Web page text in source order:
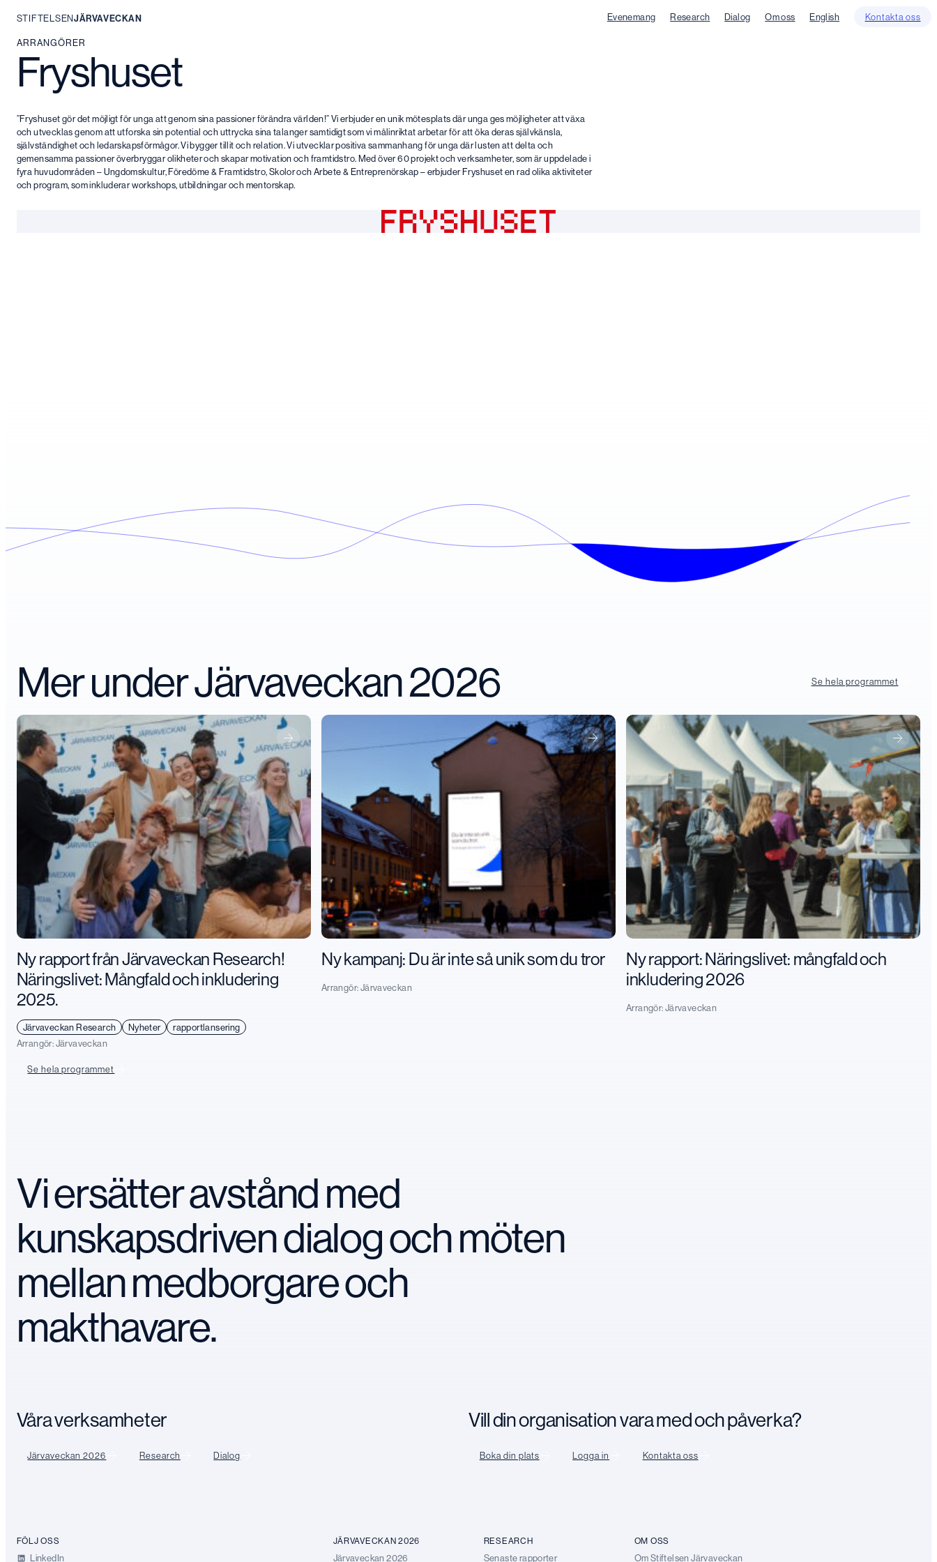
Hoppa
innehåll
STIFTELSENJÄRVAVECKAN Evenemang Research Dialog Om oss English Kontakta oss
ARRANGÖRER
Fryshuset
”Fryshuset gör det möjligt för unga att genom sina passioner förändra världen!” Vi erbjuder en unik mötesplats där unga ges möjligheter att växa
och utvecklas genom att utforska sin potential och uttrycka sina talanger samtidigt som vi målinriktat arbetar för att öka deras självkänsla,
självständighet och ledarskapsförmågor. Vi bygger tillit och relation. Vi utvecklar positiva sammanhang för unga där lusten att delta och
gemensamma passioner överbryggar olikheter och skapar motivation och framtidstro. Med över 60 projekt och verksamheter, som är uppdelade i
fyra huvudområden – Ungdomskultur, Föredöme & Framtidstro, Skolor och Arbete & Entreprenörskap – erbjuder Fryshuset en rad olika aktiviteter
och program, som inkluderar workshops, utbildningar och mentorskap.
Mer under Järvaveckan 2026 Se hela programmet
Ny rapport från Järvaveckan Research!
Näringslivet: Mångfald och inkludering
2025.
Järvaveckan Research Nyheter
rapportlansering
Arrangör:Järvaveckan
Ny kampanj: Du är inte så unik som du tror
Arrangör:Järvaveckan
Ny rapport: Näringslivet: mångfald och
inkludering 2026
Arrangör:Järvaveckan
Se hela programmet
Vi ersätter avstånd med
kunskapsdriven dialog och möten
mellan medborgare och
makthavare.
Våra verksamheter
Järvaveckan 2026 Research Dialog
Vill din organisation vara med och påverka?
Boka din plats Logga in Kontakta oss
FÖLJ OSS
LinkedIn
JÄRVAVECKAN 2026
Järvaveckan 2026
RESEARCH
Senaste rapporter
OM OSS
Om Stiftelsen Järvaveckan